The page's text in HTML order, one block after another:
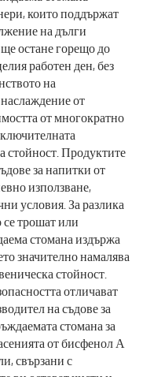
които поддържат
на дълги
остане горещо до
работен ден, без
на
от
от многократно
стойност. Продуктите
за напитки от
използване,
условия. За разлика
се трошат или
стомана издържа
значително намалява
стойност.
отличават
на съдове за
стомана за
от бисфенол А
свързани с